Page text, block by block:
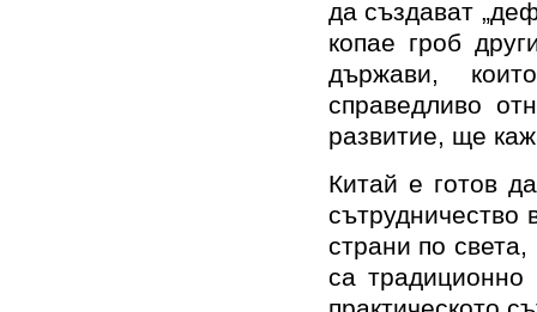
да създават
копае гроб
държави,
справедливо
развитие, ще
Китай е готов
сътрудничество
страни по
са традиционно